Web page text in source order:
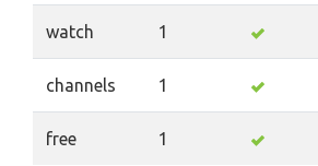
watch 1
channels 1
free 1